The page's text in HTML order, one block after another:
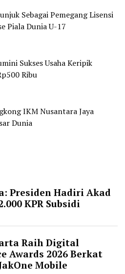
Sebagai Pemegang Lisensi
Piala Dunia U-17
Sukses Usaha Keripik
Ribu
IKM Nusantara Jaya
Dunia